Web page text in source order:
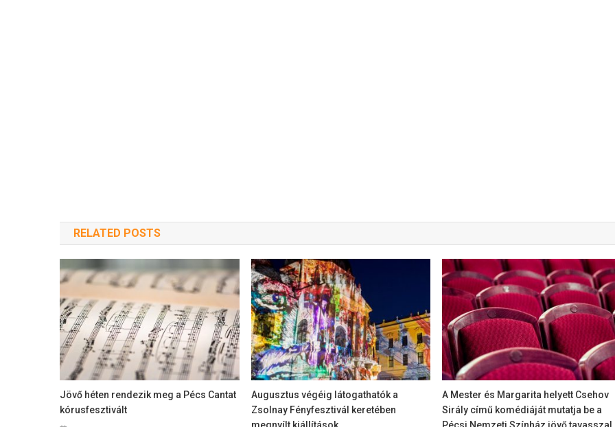
RELATED POSTS
Jövő héten rendezik meg a Pécs Cantat
kórusfesztivált
Augusztus végéig látogathatók a
Zsolnay Fényfesztivál keretében
A Mester és Margarita helyett Csehov
Sirály című komédiáját mutatja be a